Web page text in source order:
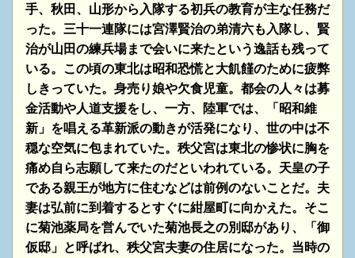
手、秋田、山形から入隊する初兵の教育が主な任務だ
った。三十一連隊には宮澤賢治の弟清六も入隊し、賢
治が山田の練兵場まで会いに来たという逸話も残って
いる。この頃の東北は昭和恐慌と大飢饉のために疲弊
しきっていた。身売り娘や欠食児童。都会の人々は募
金活動や人道支援をし、一方、陸軍では、「昭和維
新」を唱える革新派の動きが活発になり、世の中は不
穏な空気に包まれていた。秩父宮は東北の惨状に胸を
痛め自ら志願して来たのだといわれている。天皇の子
である親王が地方に住むなどは前例のないことだ。夫
妻は弘前に到着するとすぐに紺屋町に向かえた。そこ
に菊池薬局を営んでいた菊池長之の別邸があり、「御
仮邸」と呼ばれ、秩父宮夫妻の住居になった。当時の